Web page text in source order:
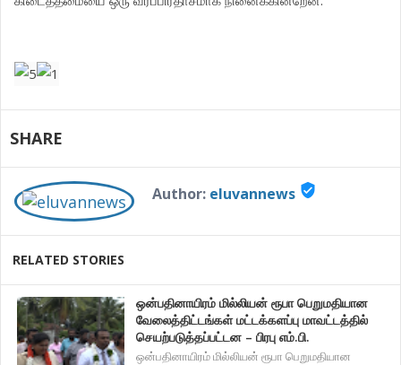
SHARE
Author: eluvannews verified_user
RELATED STORIES
ஒன்பதினாயிரம் மில்லியன் ரூபா பெறுமதியான
வேலைத்திட்டங்கள் மட்டக்களப்பு மாவட்டத்தில்
செயற்படுத்தப்பட்டன – பிரபு எம்.பி.
ஒன்பதினாயிரம் மில்லியன் ரூபா பெறுமதியான